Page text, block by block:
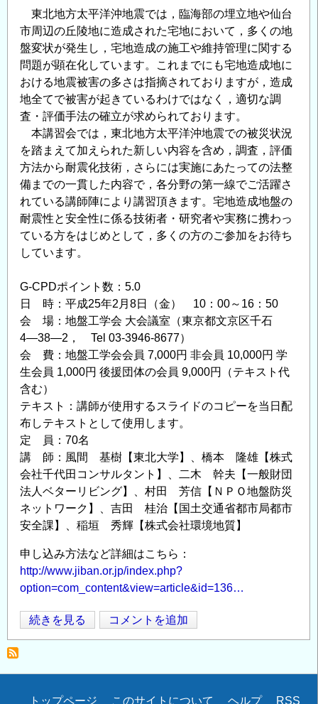
に
お
け
る
性
能
設
計
入
門
講
習
会」
の
東北地方太平洋沖地震では，臨海部の埋立地や仙台
市周辺の丘陵地に造成された宅地において，多くの地
盤変状が発生し，宅地造成の施工や維持管理に関する
問題が顕在化しています。これまでにも宅地造成地に
おける地震被害の多さは指摘されておりますが，造成
地全てで被害が起きているわけではなく，適切な調
査・評価手法の確立が求められております。
本講習会では，東北地方太平洋沖地震での被災状況
を踏まえて加えられた新しい内容を含め，調査，評価
方法から耐震化技術，さらには実施にあたっての法整
備までの一貫した内容で，各分野の第一線でご活躍さ
れている講師陣により講習頂きます。宅地造成地盤の
耐震性と安全性に係る技術者・研究者や実務に携わっ
ている方をはじめとして，多くの方のご参加をお待ち
しています。
G-CPDポイント数：5.0
日 時：平成25年2月8日（金） 10：00～16：50
会 場：地盤工学会 大会議室（東京都文京区千石
4―38―2， Tel 03-3946-8677）
会 費：地盤工学会会員 7,000円 非会員 10,000円 学
生会員 1,000円 後援団体の会員 9,000円（テキスト代
含む）
テキスト：講師が使用するスライドのコピーを当日配
布しテキストとして使用します。
定 員：70名
講 師：風間 基樹【東北大学】、橋本 隆雄【株式
会社千代田コンサルタント】、二木 幹夫【一般財団
法人ベターリビング】、村田 芳信【ＮＰＯ地盤防災
ネットワーク】、吉田 桂治【国土交通省都市局都市
安全課】、稲垣 秀輝【株式会社環境地質】
申し込み方法など詳細はこちら：
http://www.jiban.or.jp/index.php?
option=com_content&view=article&id=136…
【地
盤
学
続きを見る コメントを追加
トップページ このサイトについて ヘルプ RSS